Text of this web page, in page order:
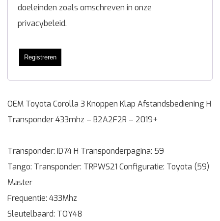
doeleinden zoals omschreven in onze
privacybeleid.
Registreren
OEM Toyota Corolla 3 Knoppen Klap Afstandsbediening H
Transponder 433mhz – B2A2F2R – 2019+
Transponder: ID74 H Transponderpagina: 59
Tango: Transponder: TRPWS21 Configuratie: Toyota (59)
Master
Frequentie: 433Mhz
Sleutelbaard: TOY48